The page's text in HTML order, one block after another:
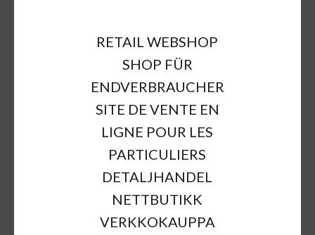
RETAIL WEBSHOP
SHOP FÜR
ENDVERBRAUCHER
SITE DE VENTE EN
LIGNE POUR LES
PARTICULIERS
DETALJHANDEL
NETTBUTIKK
VERKKOKAUPPA